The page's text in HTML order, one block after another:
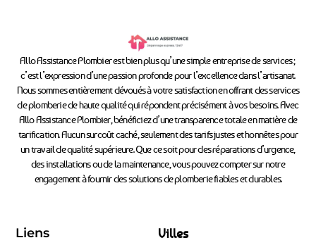
Allo Assistance Plombier est bien plus qu’une simple entreprise de services ;
c’est l’expression d’une passion profonde pour l’excellence dans l’artisanat.
Nous sommes entièrement dévoués à votre satisfaction en offrant des services
de plomberie de haute qualité qui répondent précisément à vos besoins. Avec
Allo Assistance Plombier, bénéficiez d’une transparence totale en matière de
tarification. Aucun surcoût caché, seulement des tarifs justes et honnêtes pour
un travail de qualité supérieure. Que ce soit pour des réparations d’urgence,
des installations ou de la maintenance, vous pouvez compter sur notre
engagement à fournir des solutions de plomberie fiables et durables.
Liens Villes